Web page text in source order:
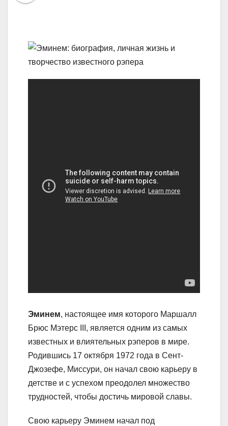
Эминем, настоящее имя которого Маршалл
Брюс Мэтерс III, является одним из самых
известных и влиятельных рэперов в мире.
Родившись 17 октября 1972 года в Сент-
Джозефе, Миссури, он начал свою карьеру в
детстве и с успехом преодолел множество
трудностей, чтобы достичь мировой славы.
Свою карьеру Эминем начал под